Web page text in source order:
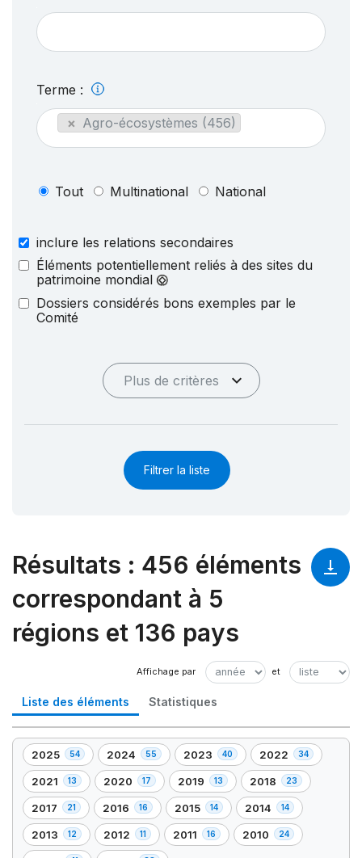
Terme :
× Agro-écosystèmes (456)
Tout Multinational National
inclure les relations secondaires
Éléments potentiellement reliés à des sites du
patrimoine mondial
Dossiers considérés bons exemples par le
Comité
Plus de critères
Filtrer la liste
Résultats : 456 éléments
correspondant à 5
régions et 136 pays
Liste des éléments Statistiques
2025 54
,
54
élément(s)
2024 55
,
55
élément(s)
2023 40
,
40
élément(s)
2022 34
,
34
élément(s)
2021 13
,
13
élément(s)
2020 17
,
17
élément(s)
2019 13
,
13
élément(s)
2018 23
,
23
élément(s)
2017 21
,
21
élément(s)
2016 16
,
16
élément(s)
2015 14
,
14
élément(s)
2014 14
,
14
élément(s)
2013 12
,
2012 11
,
2011 16
,
2010 24
,